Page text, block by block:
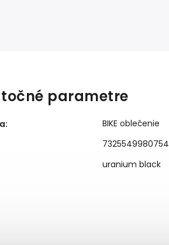
parametre
:
BIKE oblečenie
7325549980754
uranium black